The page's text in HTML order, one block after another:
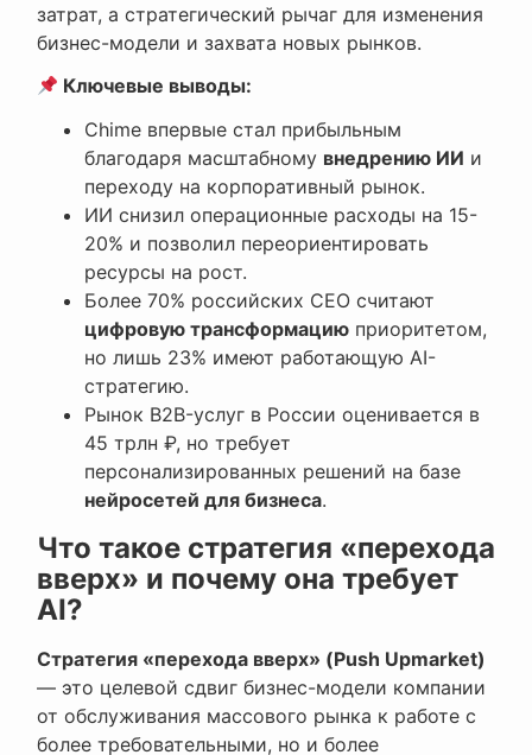
затрат, а стратегический рычаг для изменения
бизнес-модели и захвата новых рынков.
Ключевые выводы:
Chime впервые стал прибыльным
благодаря масштабному внедрению ИИ и
переходу на корпоративный рынок.
ИИ снизил операционные расходы на 15-
20% и позволил переориентировать
ресурсы на рост.
Более 70% российских СЕО считают
цифровую трансформацию приоритетом,
но лишь 23% имеют работающую AI-
стратегию.
Рынок B2B-услуг в России оценивается в
45 трлн ₽, но требует
персонализированных решений на базе
нейросетей для бизнеса.
Что такое стратегия «перехода
вверх» и почему она требует
AI?
Стратегия «перехода вверх» (Push Upmarket)
— это целевой сдвиг бизнес-модели компании
от обслуживания массового рынка к работе с
более требовательными, но и более